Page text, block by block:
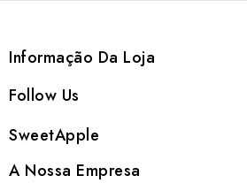
Informação Da Loja
Follow Us
SweetApple
A Nossa Empresa